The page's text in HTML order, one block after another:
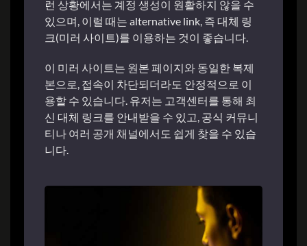
런 상황에서는 계정 생성이 원활하지 않을 수
있으며, 이럴 때는 alternative link, 즉 대체 링
크(미러 사이트)를 이용하는 것이 좋습니다.
이 미러 사이트는 원본 페이지와 동일한 복제
본으로, 접속이 차단되더라도 안정적으로 이
용할 수 있습니다. 유저는 고객센터를 통해 최
신 대체 링크를 안내받을 수 있고, 공식 커뮤니
티나 여러 공개 채널에서도 쉽게 찾을 수 있습
니다.